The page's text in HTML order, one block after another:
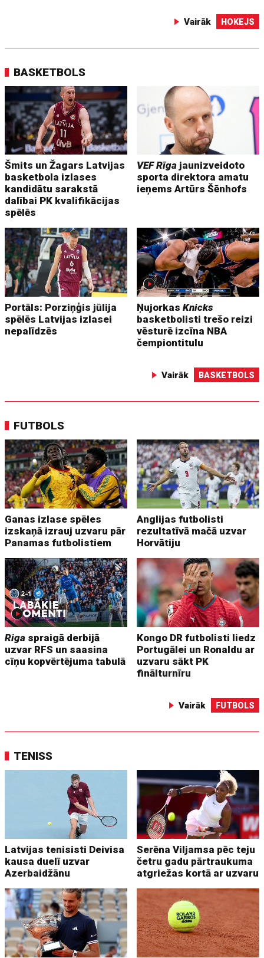
Vairāk HOKEJS
BASKETBOLS
Šmits un Žagars Latvijas
basketbola izlases
kandidātu sarakstā
dalībai PK kvalifikācijas
spēlēs
VEF Rīga jaunizveidoto
sporta direktora amatu
ieņems Artūrs Šēnhofs
Portāls: Porziņģis jūlija
spēlēs Latvijas izlasei
nepalīdzēs
ŅujorkasKnicks
basketbolisti trešo reizi
vēsturē izcīna NBA
čempiontitulu
Vairāk BASKETBOLS
FUTBOLS
Ganas izlase spēles
izskaņā izrauj uzvaru pār
Panamas futbolistiem
Anglijas futbolisti
rezultatīvā mačā uzvar
Horvātiju
Riga spraigā derbijā
uzvar RFS un saasina
cīņu kopvērtējuma tabulā
Kongo DR futbolisti liedz
Portugālei un Ronaldu ar
uzvaru sākt PK
finālturnīru
Vairāk FUTBOLS
TENISS
Latvijas tenisisti Deivisa
kausa duelī uzvar
Azerbaidžānu
Serēna Viljamsa pēc teju
četru gadu pārtraukuma
atgriežas kortā ar uzvaru